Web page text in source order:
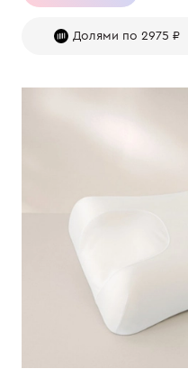
Долями по 2975 ₽